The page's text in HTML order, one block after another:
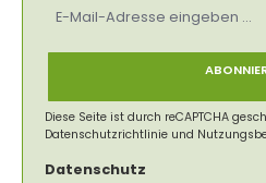
Mail-
Diese Seite ist durch reCAPTCHA
Datenschutzrichtlinie und
Datenschutz